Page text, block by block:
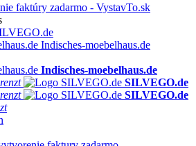
faktúry zadarmo - VystavTo.sk
Indisches-moebelhaus.de
Indisches-moebelhaus.de
SILVEGO.de
SILVEGO.de